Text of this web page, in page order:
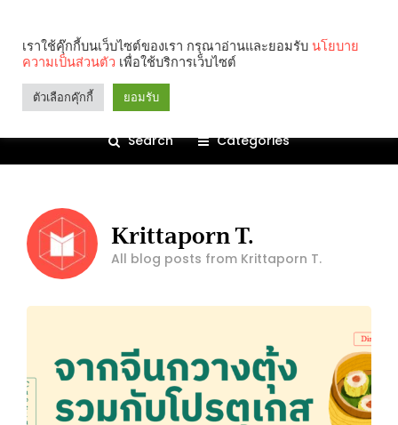
Search Categories
Krittaporn T.
All blog posts from Krittaporn T.
เราใช้คุ๊กกี้บนเว็บไซต์ของเรา กรุณาอ่านและยอมรับ นโยบาย
ความเป็นส่วนตัว เพื่อใช้บริการเว็บไซต์
ตัวเลือกคุ๊กกี้ ยอมรับ